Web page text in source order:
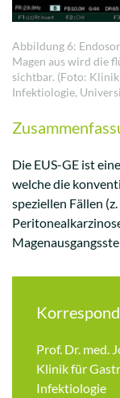
Abbildung 6:
Magen aus wird die
sichtbar. (Foto:
Infektiologie,
Die EUS-GE ist
welche die
speziellen Fällen
Prof. Dr. med.
Klinik für
Infektiologie